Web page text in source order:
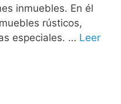
inmuebles. En él
rústicos,
especiales. … Leer